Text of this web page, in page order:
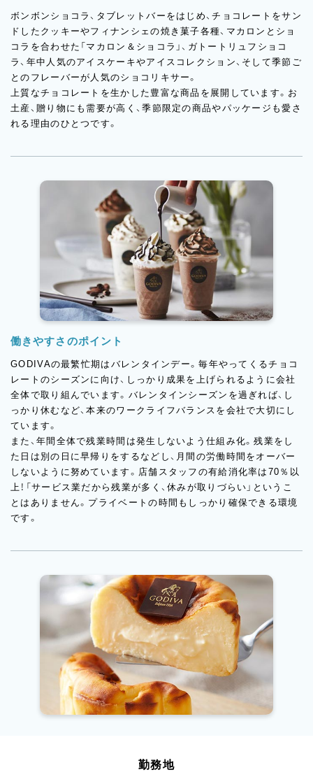
ボンボンショコラ、タブレットバーをはじめ、チョコレートをサン
ドしたクッキーやフィナンシェの焼き菓子各種、マカロンとショ
コラを合わせた「マカロン＆ショコラ」、ガトートリュフショコ
ラ、年中人気のアイスケーキやアイスコレクション、そして季節ご
とのフレーバーが人気のショコリキサー。
上質なチョコレートを生かした豊富な商品を展開しています。お
土産、贈り物にも需要が高く、季節限定の商品やパッケージも愛さ
れる理由のひとつです。
働きやすさのポイント
GODIVAの最繁忙期はバレンタインデー。毎年やってくるチョコ
レートのシーズンに向け、しっかり成果を上げられるように会社
全体で取り組んでいます。バレンタインシーズンを過ぎれば、し
っかり休むなど、本来のワークライフバランスを会社で大切にし
ています。
また、年間全体で残業時間は発生しないよう仕組み化。残業をし
た日は別の日に早帰りをするなどし、月間の労働時間をオーバー
しないように努めています。店舗スタッフの有給消化率は70％以
上！「サービス業だから残業が多く、休みが取りづらい」というこ
とはありません。プライベートの時間もしっかり確保できる環境
です。
勤務地